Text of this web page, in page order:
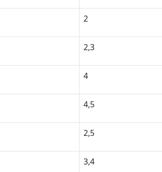
2
2,3
4
4,5
2,5
3,4